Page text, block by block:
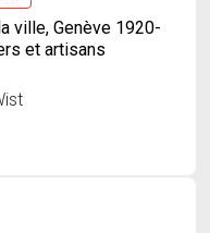
ville, Genève 1920-
et artisans